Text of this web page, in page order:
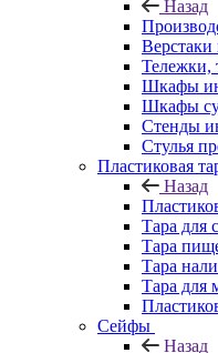
Назад
Верстаки
Тележки,
Шкафы
Шкафы
Стенды
Cтулья
Пластиковая
Назад
Тара для
Тара
Тара
Тара для
Сейфы
Назад